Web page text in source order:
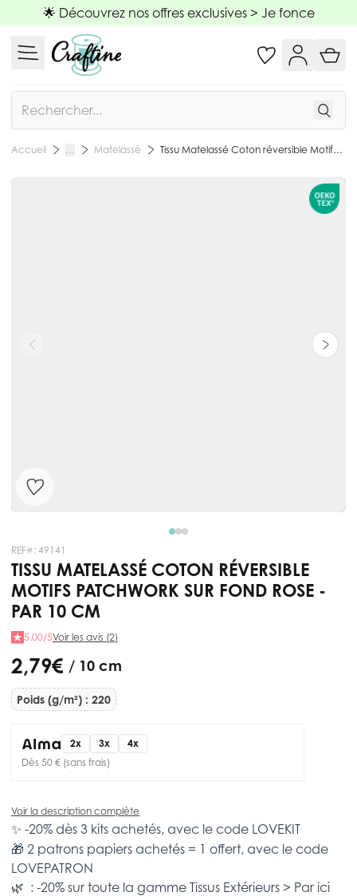
Allez au contenu
🌟 Découvrez nos offres exclusives > Je fonce
Accueil … Matelassé Tissu Matelassé Coton réversible Motifs patchwork sur fond Rose - Par 10 cm
REF#: 49141
TISSU MATELASSÉ COTON RÉVERSIBLE
MOTIFS PATCHWORK SUR FOND ROSE -
PAR 10 CM
5.00/5Voir les avis (2)
2,79 € / 10 cm
Poids (g/m²) : 220
2x 3x
4x
Dès 50 € (sans frais)
Voir la description complète
✨ -20% dès 3 kits achetés, avec le code LOVEKIT
🎁 2 patrons papiers achetés = 1 offert, avec le code
LOVEPATRON
🌿 : -20% sur toute la gamme Tissus Extérieurs > Par ici